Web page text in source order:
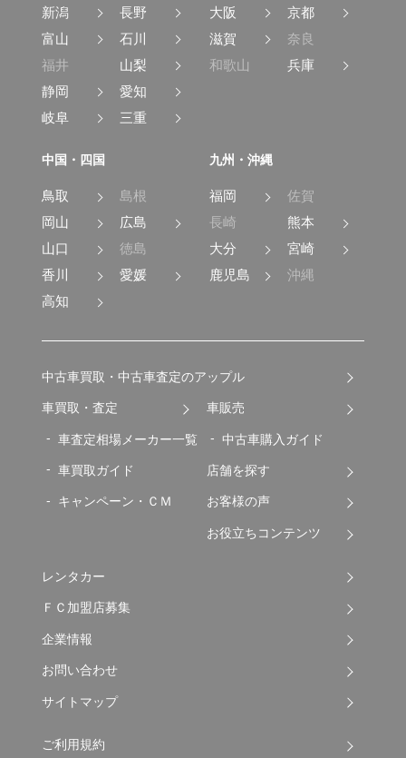
新潟
長野
富山
石川
福井
山梨
静岡
愛知
岐阜
三重
大阪
京都
滋賀
奈良
和歌山
兵庫
中国・四国
鳥取
島根
岡山
広島
山口
徳島
香川
愛媛
高知
九州・沖縄
福岡
佐賀
長崎
熊本
大分
宮崎
鹿児島
沖縄
中古車買取・中古車査定のアップル
車買取・査定
車査定相場メーカー一覧
車買取ガイド
キャンペーン・ＣＭ
車販売
中古車購入ガイド
店舗を探す
お客様の声
お役立ちコンテンツ
レンタカー
ＦＣ加盟店募集
企業情報
お問い合わせ
サイトマップ
ご利用規約